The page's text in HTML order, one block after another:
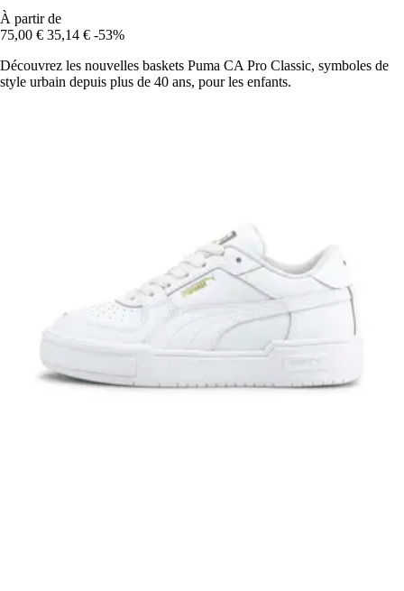
À partir de
75,00 € 35,14 € -53%
Découvrez les nouvelles baskets Puma CA Pro Classic, symboles de
style urbain depuis plus de 40 ans, pour les enfants.